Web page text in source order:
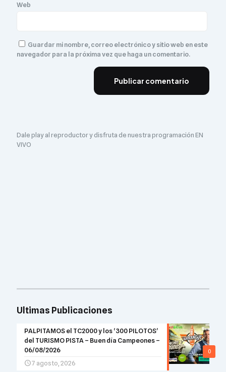
Web
Guardar mi nombre, correo electrónico y sitio web en este
navegador para la próxima vez que haga un comentario.
Dale play al reproductor y disfruta de nuestra programación EN
VIVO
Ultimas Publicaciones
0
PALPITAMOS el TC2000 y los ‘300 PILOTOS’
del TURISMO PISTA – Buen día Campeones –
06/08/2026
7 agosto, 2026